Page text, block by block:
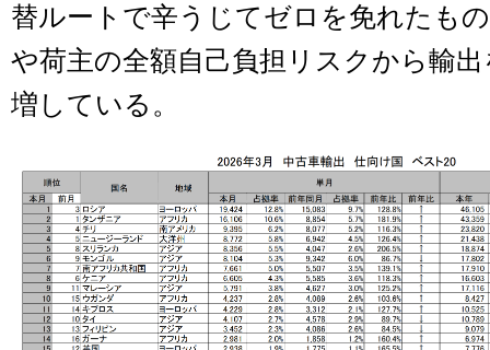
替ルートで辛うじてゼロを免れたも
や荷主の全額自己負担リスクから輸
増している。